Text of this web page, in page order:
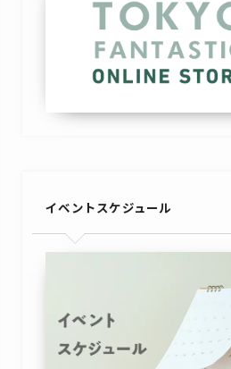
イベントスケジュール